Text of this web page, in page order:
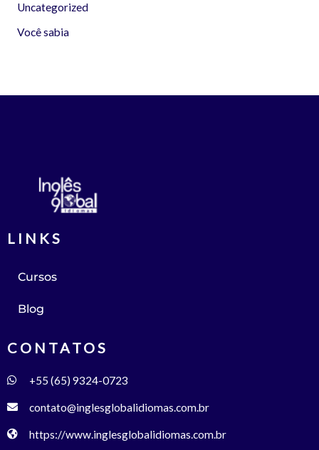
Uncategorized
Você sabia
LINKS
Cursos
Blog
CONTATOS
+55 (65) 9324-0723
contato@inglesglobalidiomas.com.br
https://www.inglesglobalidiomas.com.br